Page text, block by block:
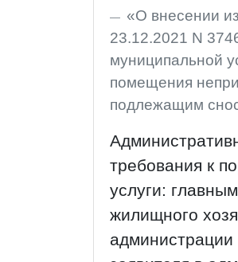
«О внесении
23.12.2021 N
муниципальной
помещения
подлежащим
требования к
услуги:
жилищного